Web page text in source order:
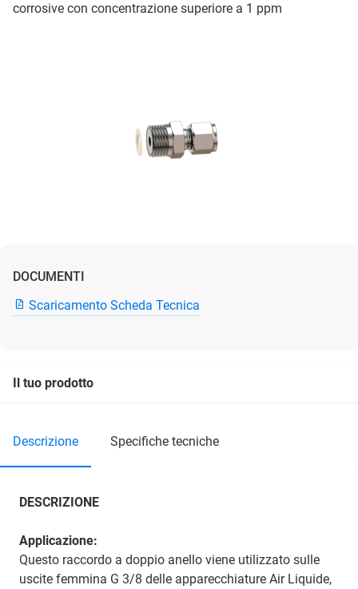
corrosive con concentrazione superiore a 1 ppm
DOCUMENTI
Scaricamento Scheda Tecnica
Il tuo prodotto
descrizione specifiche tecniche
DESCRIZIONE
Applicazione:
Questo raccordo a doppio anello viene utilizzato sulle
uscite femmina G 3/8 delle apparecchiature Air Liquide,